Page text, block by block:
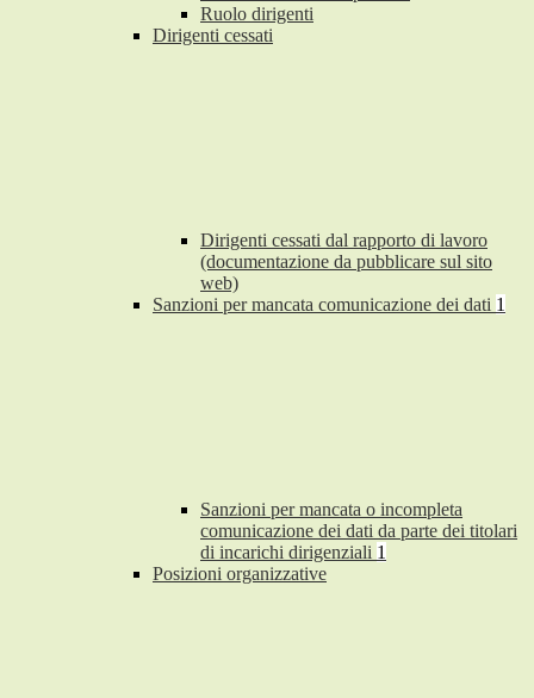
Ruolo dirigenti
Dirigenti cessati
Dirigenti cessati dal rapporto di lavoro
(documentazione da pubblicare sul sito
web)
Sanzioni per mancata comunicazione dei dati 1
Sanzioni per mancata o incompleta
comunicazione dei dati da parte dei titolari
di incarichi dirigenziali 1
Posizioni organizzative